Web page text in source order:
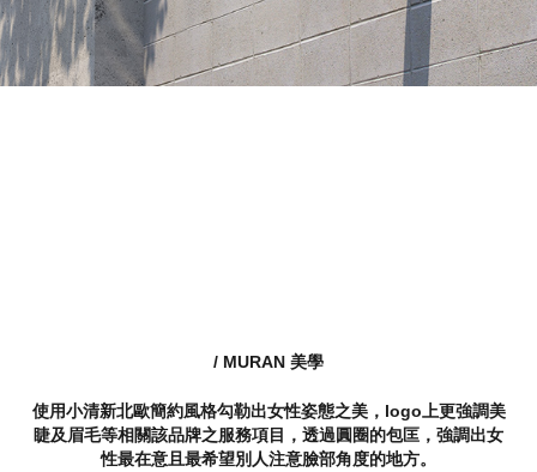
/ MURAN 美學
使用小清新北歐簡約風格勾勒出女性姿態之美，logo上更強調美
睫及眉毛等相關該品牌之服務項目，透過圓圈的包匡，強調出女
性最在意且最希望別人注意臉部角度的地方。